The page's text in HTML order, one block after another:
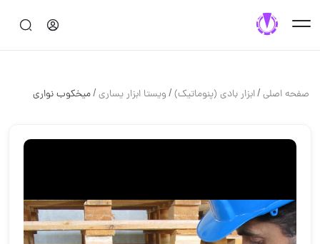
صفحه اصلی/ابزار بادي (پنوماتيك)/ويستا ابزار يسارى/ميخكوب نوارى